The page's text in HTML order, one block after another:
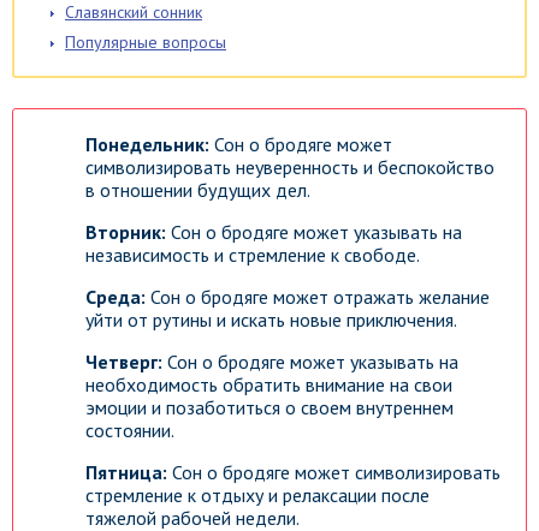
Славянский сонник
Популярные вопросы
Понедельник: Сон о бродяге может
символизировать неуверенность и беспокойство
в отношении будущих дел.
Вторник: Сон о бродяге может указывать на
независимость и стремление к свободе.
Среда: Сон о бродяге может отражать желание
уйти от рутины и искать новые приключения.
Четверг: Сон о бродяге может указывать на
необходимость обратить внимание на свои
эмоции и позаботиться о своем внутреннем
состоянии.
Пятница: Сон о бродяге может символизировать
стремление к отдыху и релаксации после
тяжелой рабочей недели.